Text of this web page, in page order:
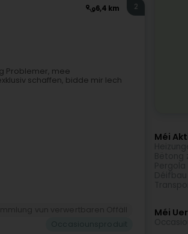
6,4 km 2
Problemer, mee
schaffen, bidde mir Iech
Méi
Méi